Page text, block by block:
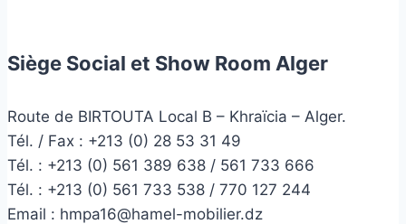
Siège Social et Show Room Alger
Route de BIRTOUTA Local B – Khraïcia – Alger.
Tél. / Fax : +213 (0) 28 53 31 49
Tél. : +213 (0) 561 389 638 / 561 733 666
Tél. : +213 (0) 561 733 538 / 770 127 244
Email : hmpa16@hamel-mobilier.dz